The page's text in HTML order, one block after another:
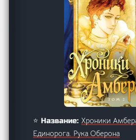
⭐ Название:Хроники
Единорога. Рука Оберона